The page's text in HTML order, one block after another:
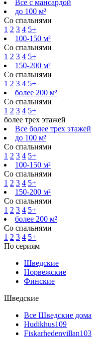
Все с мансардой
до 100 м²
Со спальнями
1 2 3 4 5+
100-150 м²
Со спальнями
1 2 3 4 5+
150-200 м²
Со спальнями
1 2 3 4 5+
более 200 м²
Со спальнями
1 2 3 4 5+
более трех этажей
Все более трех этажей
до 100 м²
Со спальнями
1 2 3 4 5+
100-150 м²
Со спальнями
1 2 3 4 5+
150-200 м²
Со спальнями
1 2 3 4 5+
более 200 м²
Со спальнями
1 2 3 4 5+
По сериям
Шведские
Норвежские
Финские
Шведские
Все Шведские дома
Hudikhus109
Fiskarhedenvillan103